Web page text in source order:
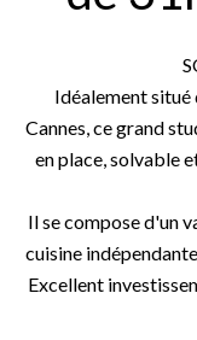
Idéalement situé
Cannes, ce grand
en place, solvable
Il se compose d'un
cuisine
Excellent